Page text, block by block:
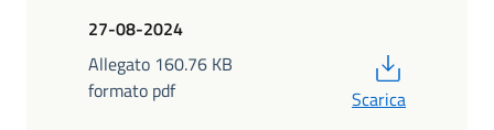
27-08-2024
Allegato 160.76 KB
formato pdf
Scarica